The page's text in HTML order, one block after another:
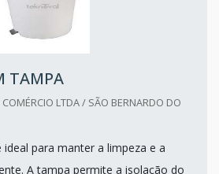
TAMPA
LTDA / SÃO BERNARDO DO
para manter a limpeza e a
A tampa permite a isolação do